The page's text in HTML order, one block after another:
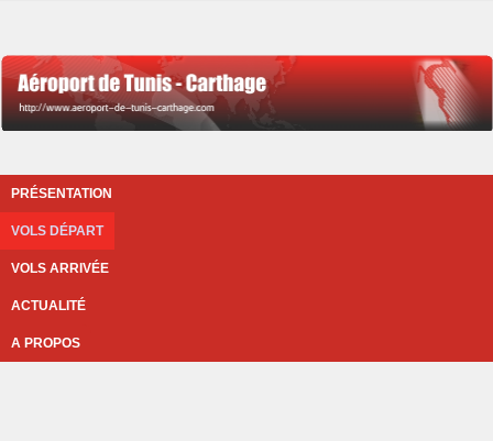
PRÉSENTATION
VOLS DÉPART
VOLS ARRIVÉE
ACTUALITÉ
A PROPOS